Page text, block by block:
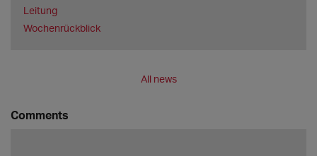
Leitung
Wochenrückblick
All news
Comments